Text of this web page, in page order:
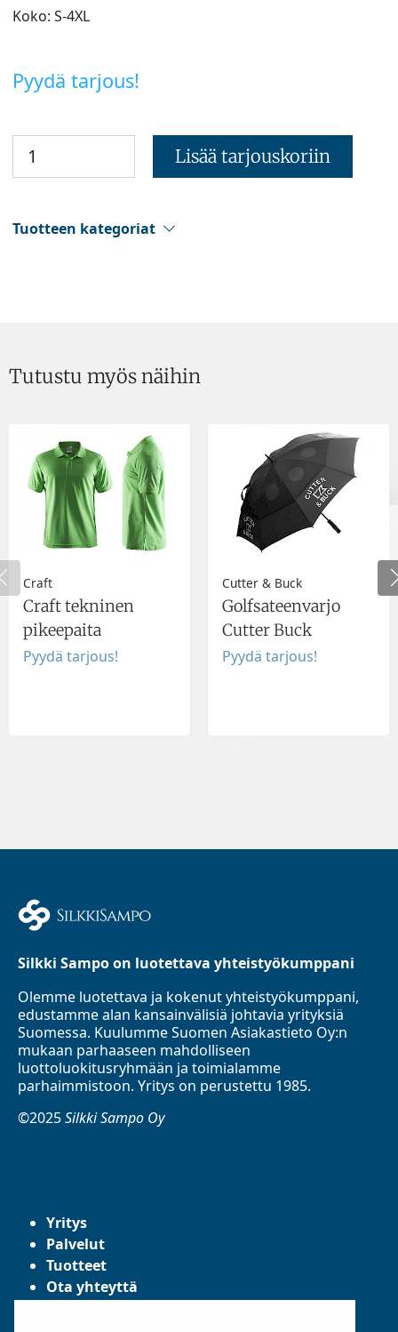
Koko: S-4XL
Pyydä tarjous!
Lisää tarjouskoriin
Tuotteen kategoriat
Tutustu myös näihin
Craft
Craft tekninen
pikeepaita
Pyydä tarjous!
Cutter & Buck
Golfsateenvarjo
Cutter Buck
Pyydä tarjous!
Silkki Sampo on luotettava yhteistyökumppani
Olemme luotettava ja kokenut yhteistyökumppani,
edustamme alan kansainvälisiä johtavia yrityksiä
Suomessa. Kuulumme Suomen Asiakastieto Oy:n
mukaan parhaaseen mahdolliseen
luottoluokitusryhmään ja toimialamme
parhaimmistoon. Yritys on perustettu 1985.
©2025Silkki Sampo Oy
Yritys
Palvelut
Tuotteet
Ota yhteyttä